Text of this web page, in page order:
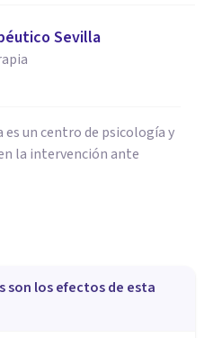
Sevilla
un centro de psicología y
la intervención ante
son los efectos de esta